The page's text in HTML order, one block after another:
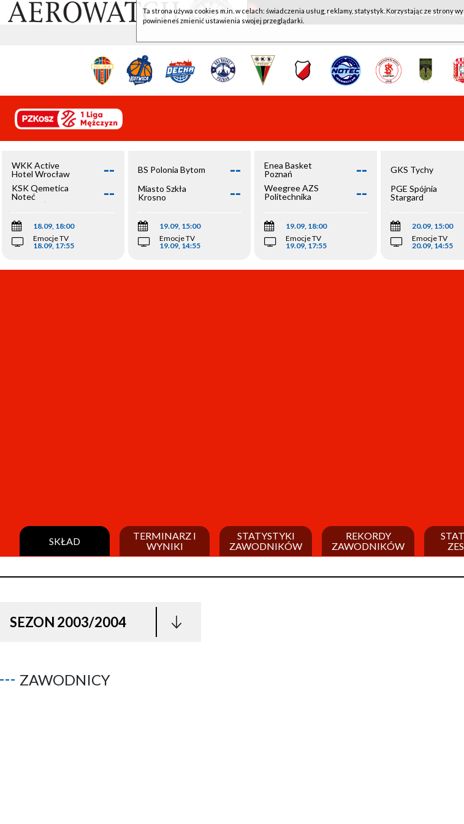
WKK ACTIVE HOTEL WROCŁAW - KSK
WKK Active
Hotel Wrocław
--
KSK Qemetica
Noteć
Inowrocław
--
18.09, 18:00
Emocje TV
18.09, 17:55
BS Polonia Bytom --
Miasto Szkła
Krosno
--
19.09, 15:00
Emocje TV
19.09, 14:55
Enea Basket
Poznań
--
Weegree AZS
Politechnika
--
19.09, 18:00
Emocje TV
19.09, 17:55
GKS Tychy
PGE Spójnia
Stargard
20.09, 15:00
Emocje TV
20.09, 14:55
SKŁAD
TERMINARZ I
WYNIKI
STATYSTYKI
ZAWODNIKÓW
REKORDY
ZAWODNIKÓW
SEZON 2003/2004
ZAWODNICY
Ta strona używa cookies m.in. w celach: świadczenia usług, reklamy, statystyk. Korzystając ze strony
powinieneś zmienić ustawienia swojej przeglądarki.